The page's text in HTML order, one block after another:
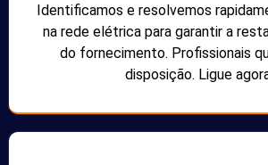
Identificamos e resolvemos
na rede elétrica para garantir a
do fornecimento. Profissionais
disposição. Ligue